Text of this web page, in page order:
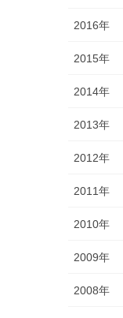
2016年
2015年
2014年
2013年
2012年
2011年
2010年
2009年
2008年